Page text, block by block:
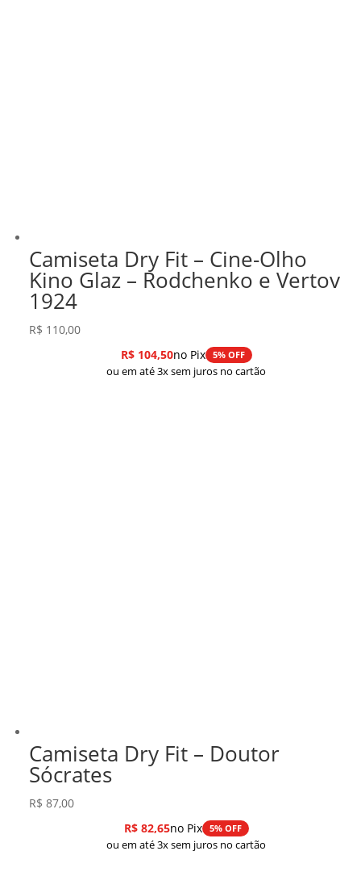
Camiseta Dry Fit – Cine-Olho
Kino Glaz – Rodchenko e Vertov
1924
R$ 110,00
R$104,50no Pix 5% OFF
ou em até 3x sem juros no cartão
Camiseta Dry Fit – Doutor
Sócrates
R$ 87,00
R$82,65no Pix 5% OFF
ou em até 3x sem juros no cartão